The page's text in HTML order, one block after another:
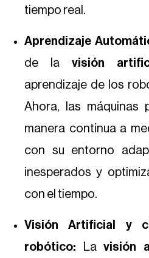
tiempo real.
Aprendizaje
de la visión
aprendizaje de los
Ahora, las máquinas
manera continua a
con su entorno
inesperados y
con el tiempo.
Visión Artificial y
robótico: Lavisión